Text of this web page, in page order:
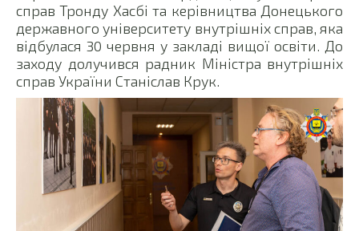
справ Тронду Хасбі та керівництва Донецького
державного університету внутрішніх справ, яка
відбулася 30 червня у закладі вищої освіти. До
заходу долучився радник Міністра внутрішніх
справ України Станіслав Крук.